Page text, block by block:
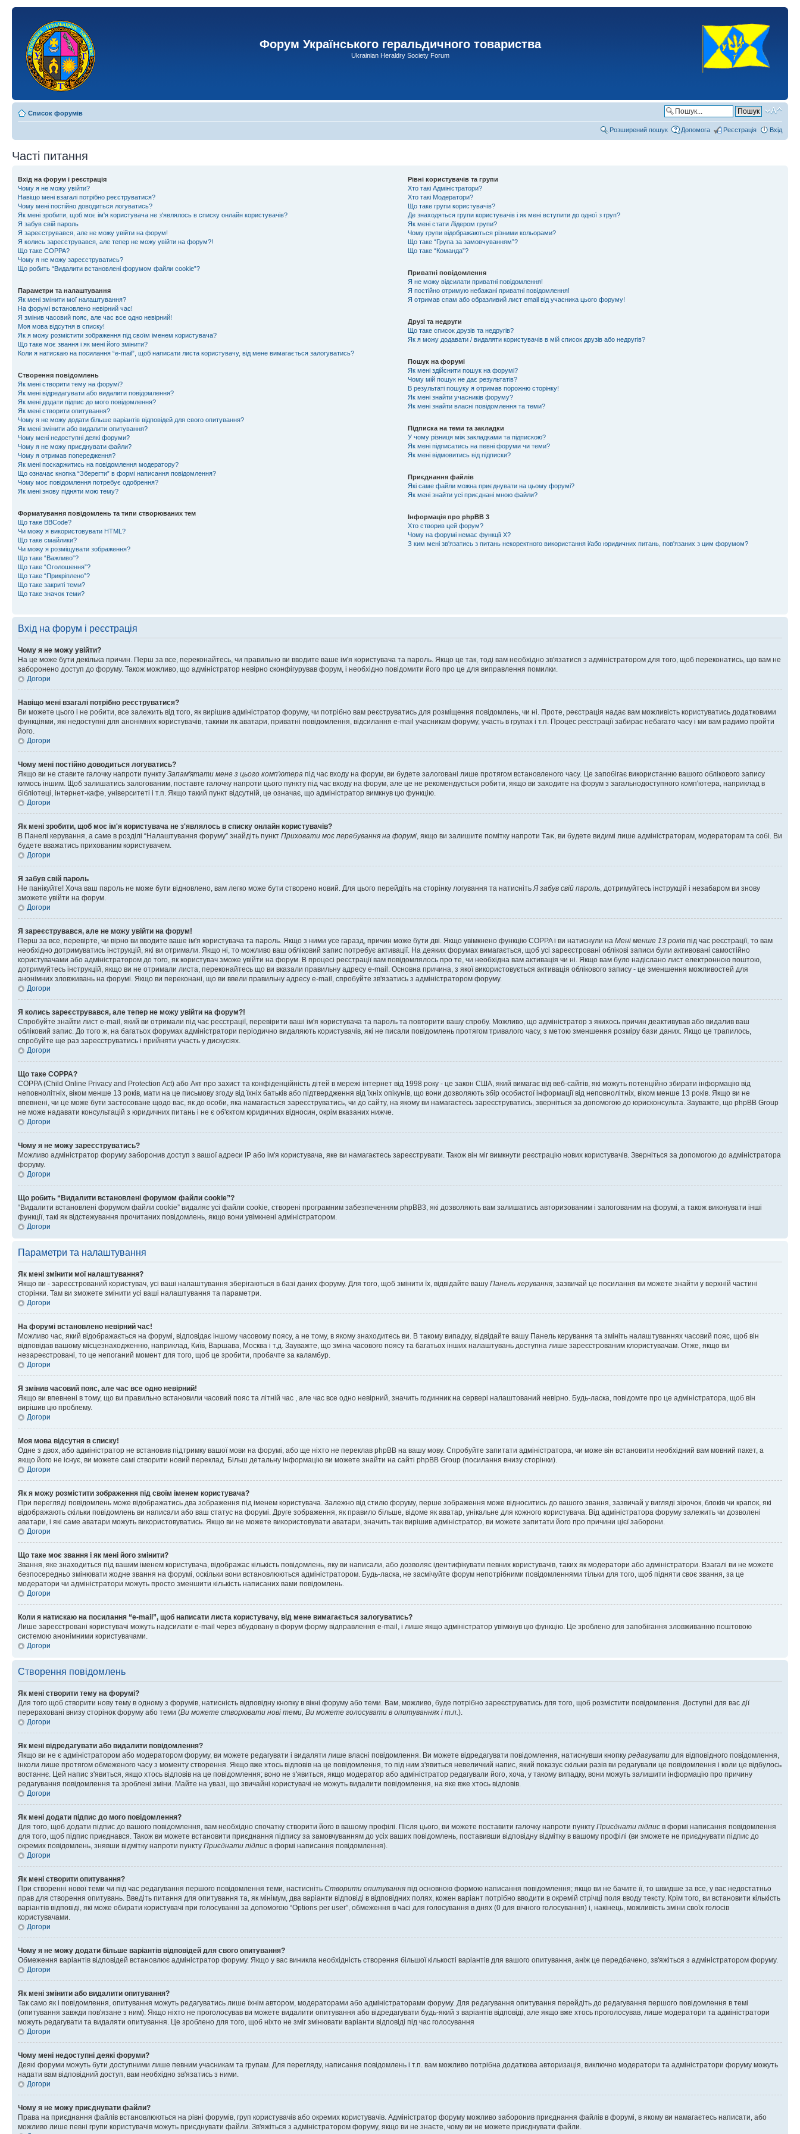
Форум Українського геральдичного товариства
Ukrainian Heraldry Society Forum
Список форумів
Розширений пошук Допомога Реєстрація Вхід
Часті питання
Вхід на форум і реєстрація
Чому я не можу увійти?
Навіщо мені взагалі потрібно реєструватися?
Чому мені постійно доводиться логуватись?
Як мені зробити, щоб моє ім'я користувача не з'являлось в списку онлайн користувачів?
Я забув свій пароль
Я зареєструвався, але не можу увійти на форум!
Я колись зареєструвався, але тепер не можу увійти на форум?!
Що таке COPPA?
Чому я не можу зареєструватись?
Що робить “Видалити встановлені форумом файли cookie”?
Параметри та налаштування
Як мені змінити мої налаштування?
На форумі встановлено невірний час!
Я змінив часовий пояс, але час все одно невірний!
Моя мова відсутня в списку!
Як я можу розмістити зображення під своїм іменем користувача?
Що таке моє звання і як мені його змінити?
Коли я натискаю на посилання “e-mail”, щоб написати листа користувачу, від мене вимагається залогуватись?
Створення повідомлень
Як мені створити тему на форумі?
Як мені відредагувати або видалити повідомлення?
Як мені додати підпис до мого повідомлення?
Як мені створити опитування?
Чому я не можу додати більше варіантів відповідей для свого опитування?
Як мені змінити або видалити опитування?
Чому мені недоступні деякі форуми?
Чому я не можу приєднувати файли?
Чому я отримав попередження?
Як мені поскаржитись на повідомлення модератору?
Що означає кнопка “Зберегти” в формі написання повідомлення?
Чому моє повідомлення потребує одобрення?
Як мені знову підняти мою тему?
Форматування повідомлень та типи створюваних тем
Що таке BBCode?
Чи можу я використовувати HTML?
Що таке смайлики?
Чи можу я розміщувати зображення?
Що таке “Важливо”?
Що таке “Оголошення”?
Що таке “Прикріплено”?
Що таке закриті теми?
Що таке значок теми?
Рівні користувачів та групи
Хто такі Адміністратори?
Хто такі Модератори?
Що таке групи користувачів?
Де знаходяться групи користувачів і як мені вступити до одної з груп?
Як мені стати Лідером групи?
Чому групи відображаються різними кольорами?
Що таке “Група за замовчуванням”?
Що таке “Команда”?
Приватні повідомлення
Я не можу відсилати приватні повідомлення!
Я постійно отримую небажані приватні повідомлення!
Я отримав спам або образливий лист email від учасника цього форуму!
Друзі та недруги
Що таке список друзів та недругів?
Як я можу додавати / видаляти користувачів в мій список друзів або недругів?
Пошук на форумі
Як мені здійснити пошук на форумі?
Чому мій пошук не дає результатів?
В результаті пошуку я отримав порожню сторінку!
Як мені знайти учасників форуму?
Як мені знайти власні повідомлення та теми?
Підписка на теми та закладки
У чому різниця між закладками та підпискою?
Як мені підписатись на певні форуми чи теми?
Як мені відмовитись від підписки?
Приєднання файлів
Які саме файли можна приєднувати на цьому форумі?
Як мені знайти усі приєднані мною файли?
Інформація про phpBB 3
Хто створив цей форум?
Чому на форумі немає функції X?
З ким мені зв'язатись з питань некоректного використання і/або юридичних питань, пов'язаних з цим форумом?
Вхід на форум і реєстрація
Чому я не можу увійти?
На це може бути декілька причин. Перш за все, переконайтесь, чи правильно ви вводите ваше ім'я користувача та пароль. Якщо це так, тоді вам необхідно зв'язатися з адміністратором для того, щоб переконатись, що вам не
заборонено доступ до форуму. Також можливо, що адміністратор невірно сконфігурував форум, і необхідно повідомити його про це для виправлення помилки.
Догори
Навіщо мені взагалі потрібно реєструватися?
Ви можете цього і не робити, все залежить від того, як вирішив адміністратор форуму, чи потрібно вам реєструватись для розміщення повідомлень, чи ні. Проте, реєстрація надає вам можливість користуватись додатковими
функціями, які недоступні для анонімних користувачів, такими як аватари, приватні повідомлення, відсилання e-mail учасникам форуму, участь в групах і т.п. Процес реєстрації забирає небагато часу і ми вам радимо пройти
його.
Догори
Чому мені постійно доводиться логуватись?
Якщо ви не ставите галочку напроти пункту Запам'ятати мене з цього комп'ютера під час входу на форум, ви будете залоговані лише протягом встановленого часу. Це запобігає використанню вашого облікового запису
кимось іншим. Щоб залишатись залогованим, поставте галочку напроти цього пункту під час входу на форум, але це не рекомендується робити, якщо ви заходите на форум з загальнодоступного комп'ютера, наприклад в
бібліотеці, інтернет-кафе, університеті і т.п. Якщо такий пункт відсутній, це означає, що адміністратор вимкнув цю функцію.
Догори
Як мені зробити, щоб моє ім'я користувача не з'являлось в списку онлайн користувачів?
В Панелі керування, а саме в розділі “Налаштування форуму” знайдіть пункт Приховати моє перебування на форумі, якщо ви залишите помітку напроти Так, ви будете видимі лише адміністраторам, модераторам та собі. Ви
будете вважатись прихованим користувачем.
Догори
Я забув свій пароль
Не панікуйте! Хоча ваш пароль не може бути відновлено, вам легко може бути створено новий. Для цього перейдіть на сторінку логування та натиснітьЯ забув свій пароль, дотримуйтесь інструкцій і незабаром ви знову
зможете увійти на форум.
Догори
Я зареєструвався, але не можу увійти на форум!
Перш за все, перевірте, чи вірно ви вводите ваше ім'я користувача та пароль. Якщо з ними усе гаразд, причин може бути дві. Якщо увімкнено функцію COPPA і ви натиснули на Мені менше 13 років під час реєстрації, то вам
необхідно дотримуватись інструкцій, які ви отримали. Якщо ні, то можливо ваш обліковий запис потребує активації. На деяких форумах вимагається, щоб усі зареєстровані облікові записи були активовані самостійно
користувачами або адміністратором до того, як користувач зможе увійти на форум. В процесі реєстрації вам повідомлялось про те, чи необхідна вам активація чи ні. Якщо вам було надіслано лист електронною поштою,
дотримуйтесь інструкцій, якщо ви не отримали листа, переконайтесь що ви вказали правильну адресу e-mail. Основна причина, з якої використовується активація облікового запису - це зменшення можливостей для
анонімних зловживань на форумі. Якщо ви переконані, що ви ввели правильну адресу e-mail, спробуйте зв'язатись з адміністратором форуму.
Догори
Я колись зареєструвався, але тепер не можу увійти на форум?!
Спробуйте знайти лист e-mail, який ви отримали під час реєстрації, перевірити ваші ім'я користувача та пароль та повторити вашу спробу. Можливо, що адміністратор з якихось причин деактивував або видалив ваш
обліковий запис. До того ж, на багатьох форумах адміністратори періодично видаляють користувачів, які не писали повідомлень протягом тривалого часу, з метою зменшення розміру бази даних. Якщо це трапилось,
спробуйте ще раз зареєструватись і прийняти участь у дискусіях.
Догори
Що таке COPPA?
COPPA (Child Online Privacy and Protection Act) або Акт про захист та конфіденційність дітей в мережі інтернет від 1998 року - це закон США, який вимагає від веб-сайтів, які можуть потенційно збирати інформацію від
неповнолітніх, віком менше 13 років, мати на це письмову згоду від їхніх батьків або підтвердження від їхніх опікунів, що вони дозволяють збір особистої інформації від неповнолітніх, віком менше 13 років. Якщо ви не
впевнені, чи це може бути застосоване щодо вас, як до особи, яка намагається зареєструватись, чи до сайту, на якому ви намагаєтесь зареєструватись, зверніться за допомогою до юрисконсульта. Зауважте, що phpBB Group
не може надавати консультацій з юридичних питань і не є об'єктом юридичних відносин, окрім вказаних нижче.
Догори
Чому я не можу зареєструватись?
Можливо адміністратор форуму заборонив доступ з вашої адреси IP або ім'я користувача, яке ви намагаєтесь зареєструвати. Також він міг вимкнути реєстрацію нових користувачів. Зверніться за допомогою до адміністратора
форуму.
Догори
Що робить “Видалити встановлені форумом файли cookie”?
“Видалити встановлені форумом файли cookie” видаляє усі файли cookie, створені програмним забезпеченням phpBB3, які дозволяють вам залишатись авторизованим і залогованим на форумі, а також виконувати інші
функції, такі як відстежування прочитаних повідомлень, якщо вони увімкнені адміністратором.
Догори
Параметри та налаштування
Як мені змінити мої налаштування?
Якщо ви - зареєстрований користувач, усі ваші налаштування зберігаються в базі даних форуму. Для того, щоб змінити їх, відвідайте вашу Панель керування, зазвичай це посилання ви можете знайти у верхній частині
сторінки. Там ви зможете змінити усі ваші налаштування та параметри.
Догори
На форумі встановлено невірний час!
Можливо час, який відображається на форумі, відповідає іншому часовому поясу, а не тому, в якому знаходитесь ви. В такому випадку, відвідайте вашу Панель керування та змініть налаштуваннях часовий пояс, щоб він
відповідав вашому місцезнаходженню, наприклад, Київ, Варшава, Москва і т.д. Зауважте, що зміна часового поясу та багатьох інших налаштувань доступна лише зареєстрованим клористувачам. Отже, якщо ви
незареєстровані, то це непоганий момент для того, щоб це зробити, пробачте за каламбур.
Догори
Я змінив часовий пояс, але час все одно невірний!
Якщо ви впевнені в тому, що ви правильно встановили часовий пояс та літній час , але час все одно невірний, значить годинник на сервері налаштований невірно. Будь-ласка, повідомте про це адміністратора, щоб він
вирішив цю проблему.
Догори
Моя мова відсутня в списку!
Одне з двох, або адміністратор не встановив підтримку вашої мови на форумі, або ще ніхто не переклав phpBB на вашу мову. Спробуйте запитати адміністратора, чи може він встановити необхідний вам мовний пакет, а
якщо його не існує, ви можете самі створити новий переклад. Більш детальну інформацію ви можете знайти на сайті phpBB Group (посилання внизу сторінки).
Догори
Як я можу розмістити зображення під своїм іменем користувача?
При перегляді повідомлень може відображатись два зображення під іменем користувача. Залежно від стилю форуму, перше зображення може відноситись до вашого звання, зазвичай у вигляді зірочок, блоків чи крапок, які
відображають скільки повідомлень ви написали або ваш статус на форумі. Друге зображення, як правило більше, відоме як аватар, унікальне для кожного користувача. Від адміністратора форуму залежить чи дозволені
аватари, і які саме аватари можуть використовуватись. Якщо ви не можете використовувати аватари, значить так вирішив адміністратор, ви можете запитати його про причини цієї заборони.
Догори
Що таке моє звання і як мені його змінити?
Звання, яке знаходиться під вашим іменем користувача, відображає кількість повідомлень, яку ви написали, або дозволяє ідентифікувати певних користувачів, таких як модератори або адміністратори. Взагалі ви не можете
безпосередньо змінювати жодне звання на форумі, оскільки вони встановлюються адміністратором. Будь-ласка, не засмічуйте форум непотрібними повідомленнями тільки для того, щоб підняти своє звання, за це
модератори чи адміністратори можуть просто зменшити кількість написаних вами повідомлень.
Догори
Коли я натискаю на посилання “e-mail”, щоб написати листа користувачу, від мене вимагається залогуватись?
Лише зареєстровані користувачі можуть надсилати e-mail через вбудовану в форум форму відправлення e-mail, і лише якщо адміністратор увімкнув цю функцію. Це зроблено для запобігання зловживанню поштовою
системою анонімними користувачами.
Догори
Створення повідомлень
Як мені створити тему на форумі?
Для того щоб створити нову тему в одному з форумів, натисність відповідну кнопку в вікні форуму або теми. Вам, можливо, буде потрібно зареєструватись для того, щоб розмістити повідомлення. Доступні для вас дії
перераховані внизу сторінок форуму або теми (Ви можете створювати нові теми, Ви можете голосувати в опитуваннях і т.п.).
Догори
Як мені відредагувати або видалити повідомлення?
Якщо ви не є адміністратором або модератором форуму, ви можете редагувати і видаляти лише власні повідомлення. Ви можете відредагувати повідомлення, натиснувши кнопку редагувати для відповідного повідомлення,
інколи лише протягом обмеженого часу з моменту створення. Якщо вже хтось відповів на це повідомлення, то під ним з'явиться невеличкий напис, який показує скільки разів ви редагували це повідомлення і коли це відбулось
востаннє. Цей напис з'явиться, якщо хтось відповів на це повідомлення; воно не з'явиться, якщо модератор або адміністратор редагували його, хоча, у такому випадку, вони можуть залишити інформацію про причину
редагування повідомлення та зроблені зміни. Майте на увазі, що звичайні користувачі не можуть видалити повідомлення, на яке вже хтось відповів.
Догори
Як мені додати підпис до мого повідомлення?
Для того, щоб додати підпис до вашого повідомлення, вам необхідно спочатку створити його в вашому профілі. Після цього, ви можете поставити галочку напроти пункту Приєднати підпис в формі написання повідомлення
для того, щоб підпис приєднався. Також ви можете встановити приєднання підпису за замовчуванням до усіх ваших повідомлень, поставивши відповідну відмітку в вашому профілі (ви зможете не приєднувати підпис до
окремих повідомлень, знявши відмітку напроти пункту Приєднати підпис в формі написання повідомлення).
Догори
Як мені створити опитування?
При створенні нової теми чи під час редагування першого повідомлення теми, настисніть Створити опитування під основною формою написання повідомлення; якщо ви не бачите її, то швидше за все, у вас недостатньо
прав для створення опитувань. Введіть питання для опитування та, як мінімум, два варіанти відповіді в відповідних полях, кожен варіант потрібно вводити в окремій стрічці поля вводу тексту. Крім того, ви встановити кількість
варіантів відповіді, які може обирати користувачі при голосуванні за допомогою “Options per user”, обмеження в часі для голосування в днях (0 для вічного голосування) і, накінець, можливість зміни своїх голосів
користувачами.
Догори
Чому я не можу додати більше варіантів відповідей для свого опитування?
Обмеження варіантів відповідей встановлює адміністратор форуму. Якщо у вас виникла необхідність створення більшої кількості варіантів для вашого опитування, аніж це передбачено, зв'яжіться з адміністратором форуму.
Догори
Як мені змінити або видалити опитування?
Так само як і повідомлення, опитування можуть редагуватись лише їхнім автором, модераторами або адміністраторами форуму. Для редагування опитування перейдіть до редагування першого повідомлення в темі
(опитування завжди пов'язане з ним). Якщо ніхто не проголосував ви можете видалити опитування або відредагувати будь-який з варіантів відповіді, але якщо вже хтось проголосував, лише модератори та адміністратори
можуть редагувати та видаляти опитування. Це зроблено для того, щоб ніхто не зміг змінювати варіанти відповіді під час голосування
Догори
Чому мені недоступні деякі форуми?
Деякі форуми можуть бути доступними лише певним учасникам та групам. Для перегляду, написання повідомлень і т.п. вам можливо потрібна додаткова авторизація, виключно модератори та адміністратори форуму можуть
надати вам відповідний доступ, вам необхідно зв'язатись з ними.
Догори
Чому я не можу приєднувати файли?
Права на приєднання файлів встановлюються на рівні форумів, груп користувачів або окремих користувачів. Адміністратор форуму можливо заборонив приєднання файлів в форумі, в якому ви намагаєтесь написати, або
можливо лише певні групи користувачів можуть приєднувати файли. Зв'яжіться з адміністратором форуму, якщо ви не знаєте, чому ви не можете приєднувати файли.